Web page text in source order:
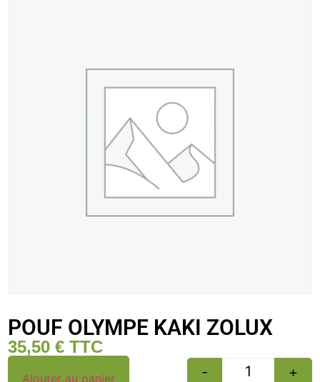
POUF OLYMPE KAKI ZOLUX
35,50€ TTC
- +
Ajouter au panier